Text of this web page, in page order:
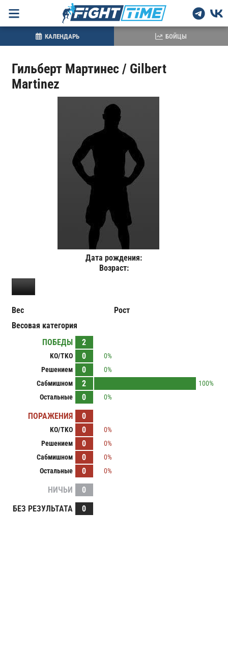
Гильберт Мартинес / Gilbert
Martinez
Дата рождения:
Возраст:
Вес
Рост
Весовая категория
ПОБЕДЫ
2
KO/TKO 0
0%
Решением
0
0%
Сабмишном
2
100%
Остальные
0 0%
ПОРАЖЕНИЯ 0
KO/TKO 0
0%
Решением
0
0%
Сабмишном
0
0%
Остальные
0 0%
НИЧЬИ
0
БЕЗ РЕЗУЛЬТАТА
0
КАЛЕНДАРЬ БОЙЦЫ